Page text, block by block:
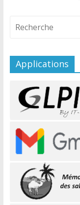
Applications